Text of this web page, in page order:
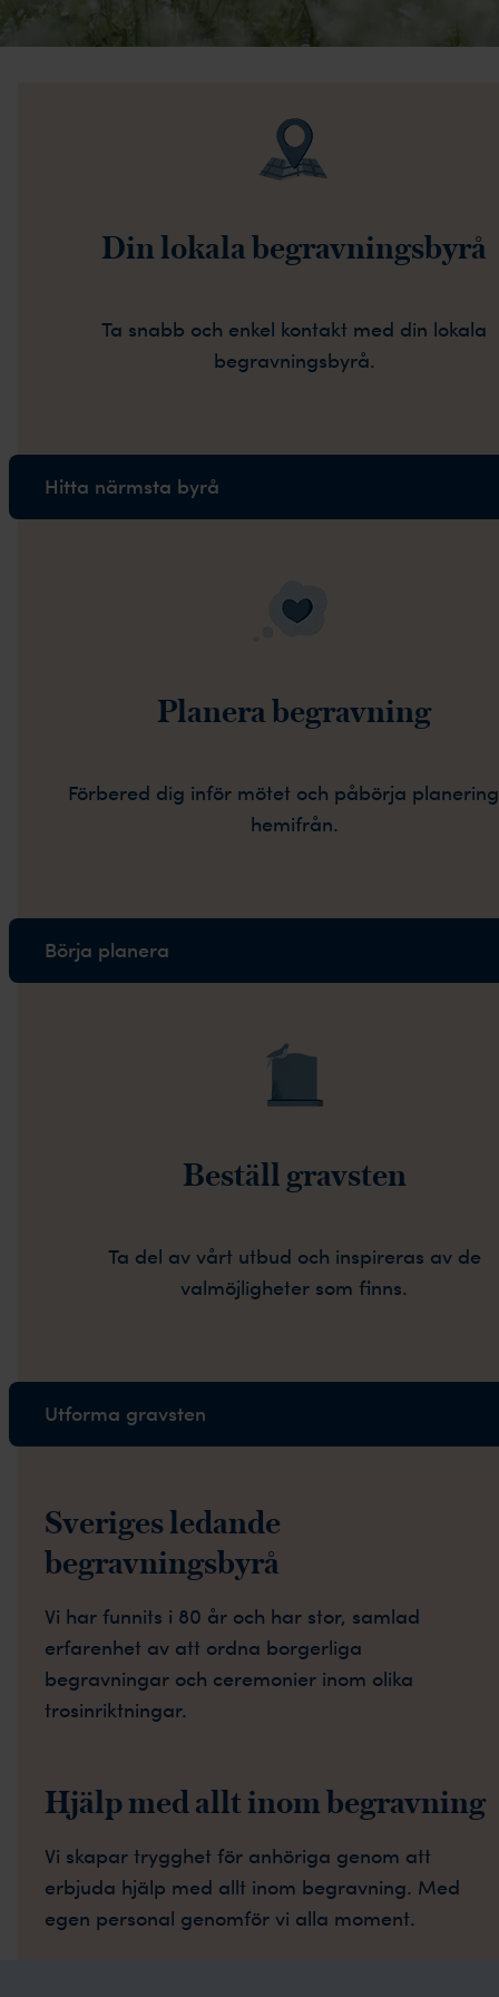
Din lokala begravningsbyrå
Ta snabb och enkel kontakt med din lokala
begravningsbyrå.
Hitta närmsta byrå
Planera begravning
Förbered dig inför mötet och påbörja
hemifrån.
Börja planera
Beställ gravsten
Ta del av vårt utbud och inspireras av de
valmöjligheter som finns.
Utforma gravsten
Sveriges ledande
begravningsbyrå
Vi har funnits i 80 år och har stor, samlad
erfarenhet av att ordna borgerliga
begravningar och ceremonier inom olika
trosinriktningar.
Hjälp med allt inom begravning
Vi skapar trygghet för anhöriga genom att
erbjuda hjälp med allt inom begravning. Med
egen personal genomför vi alla moment.